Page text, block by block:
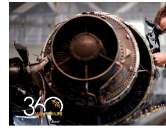
La
escasez
global
de
técnicos
de
mantenimiento
aeronáutico: